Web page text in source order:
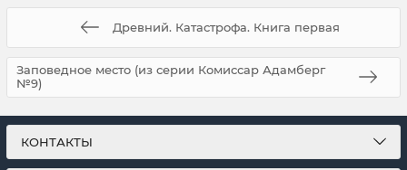
Древний. Катастрофа. Книга первая
Заповедное место (из серии Комиссар Адамберг
№9)
КОНТАКТЫ